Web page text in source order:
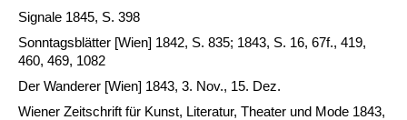
Signale 1845, S. 398
Sonntagsblätter [Wien] 1842, S. 835; 1843, S. 16, 67f., 419,
460, 469, 1082
Der Wanderer [Wien] 1843, 3. Nov., 15. Dez.
Wiener Zeitschrift für Kunst, Literatur, Theater und Mode 1843,